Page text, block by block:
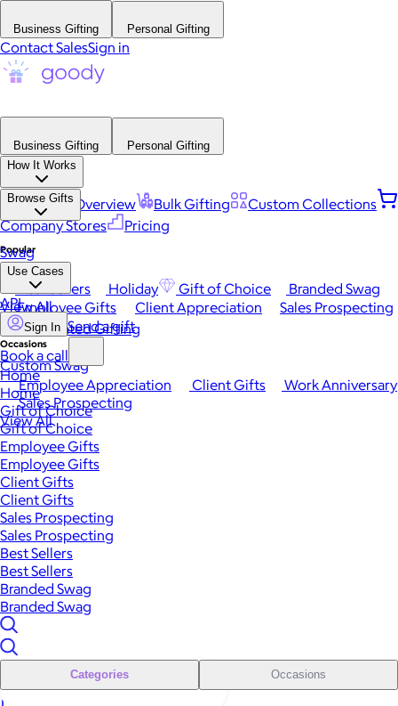
Business Gifting Personal Gifting
Contact SalesSign in
Business Gifting
Personal Gifting
How It Works
Platform Overview Bulk Gifting
Custom Collections
Company Stores
Pricing
Browse Gifts
Popular
Best Sellers Holiday Gift of Choice
Branded Swag
View All
Occasions
Employee Appreciation Client Gifts
Work Anniversary
Sales Prospecting
View All
Swag
Use Cases
Employee Gifts Client Appreciation
Sales Prospecting
Automated Gifting
Custom Swag
API
Sign In Send a gift
Book a call
Home
Home
Gift of Choice
Gift of Choice
Employee Gifts
Employee Gifts
Client Gifts
Client Gifts
Sales Prospecting
Sales Prospecting
Best Sellers
Best Sellers
Branded Swag
Branded Swag
Categories Occasions